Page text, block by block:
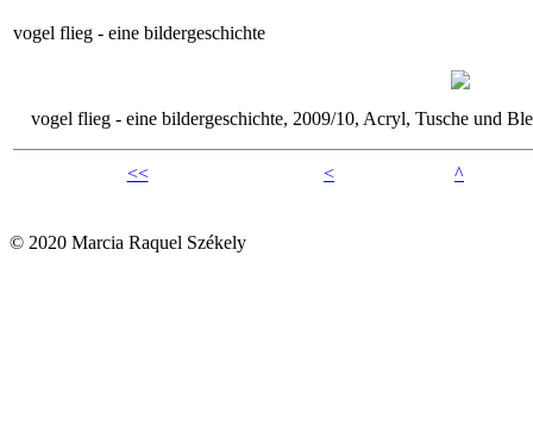
vogel flieg - eine bildergeschichte
vogel flieg - eine bildergeschichte, 2009/10, Acryl, Tusche und
<< < ^
© 2020 Marcia Raquel Székely